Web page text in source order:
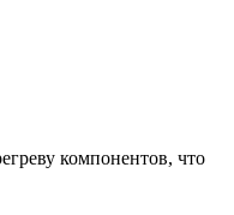
компонентов, что